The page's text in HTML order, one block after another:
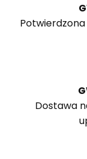
Potwierdzona
Dostawa